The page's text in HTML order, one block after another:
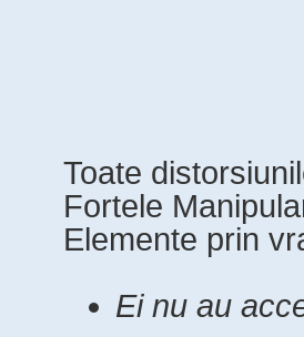
Toate
Fortele
Elemente prin
Ei nu au